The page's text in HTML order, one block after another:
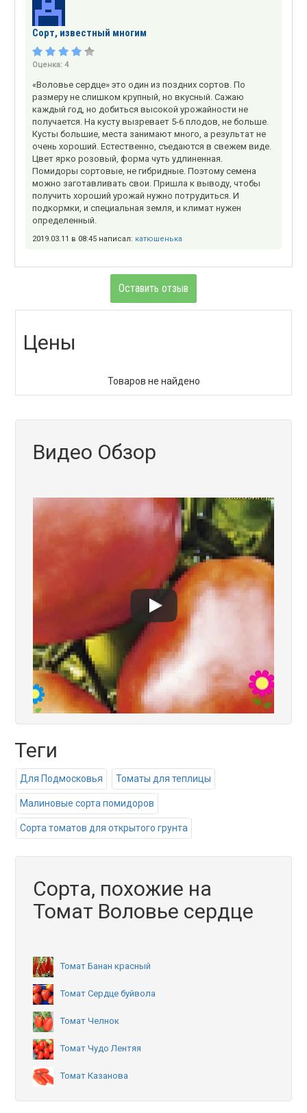
Сорт, известный многим
Оценка: 4
«Воловье сердце» это один из поздних сортов. По
размеру не слишком крупный, но вкусный. Сажаю
каждый год, но добиться высокой урожайности не
получается. На кусту вызревает 5-6 плодов, не больше.
Кусты большие, места занимают много, а результат не
очень хороший. Естественно, съедаются в свежем виде.
Цвет ярко розовый, форма чуть удлиненная.
Помидоры сортовые, не гибридные. Поэтому семена
можно заготавливать свои. Пришла к выводу, чтобы
получить хороший урожай нужно потрудиться. И
подкормки, и специальная земля, и климат нужен
определенный.
2019.03.11 в 08:45 написал: катюшенька
Оставить отзыв
Цены
Товаров не найдено
Видео Обзор
Теги
Для Подмосковья Томаты для теплицы
Малиновые сорта помидоров
Сорта томатов для открытого грунта
Сорта, похожие на
Томат Воловье сердце
Томат Банан красный
Томат Сердце буйвола
Томат Челнок
Томат Чудо Лентяя
Томат Казанова